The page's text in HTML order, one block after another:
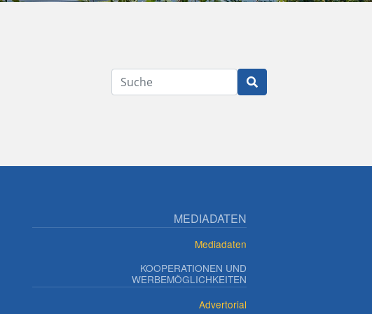
Suche
MEDIADATEN
Mediadaten
KOOPERATIONEN UND
WERBEMÖGLICHKEITEN
Advertorial